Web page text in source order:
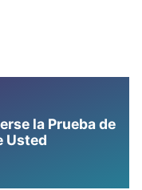
la Prueba de
Usted